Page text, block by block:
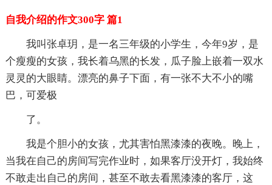
自我介绍的作文300字 篇1
我叫张卓玥，是一名三年级的小学生，今年9岁，是
个瘦瘦的女孩，我长着乌黑的长发，瓜子脸上嵌着一双水
灵灵的大眼睛。漂亮的鼻子下面，有一张不大不小的嘴
巴，可爱极
了。
我是个胆小的女孩，尤其害怕黑漆漆的夜晚。晚上，
当我在自己的房间写完作业时，如果客厅没开灯，我始终
不敢走出自己的房间，甚至不敢去看黑漆漆的客厅，这